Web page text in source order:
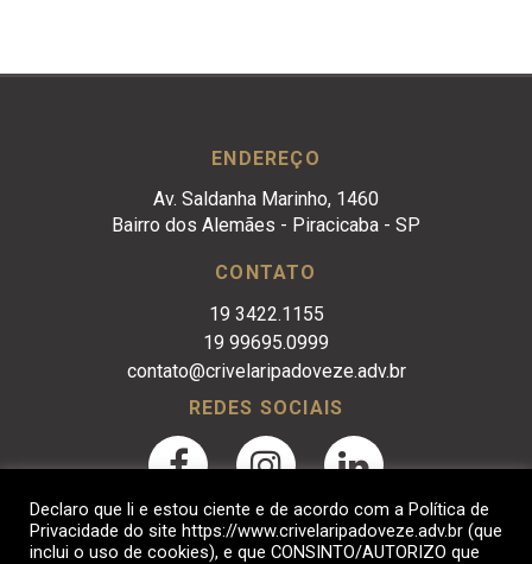
ENDEREÇO
Av. Saldanha Marinho, 1460
Bairro dos Alemães - Piracicaba - SP
CONTATO
19 3422.1155
19 99695.0999
contato@crivelaripadoveze.adv.br
REDES SOCIAIS
Declaro que li e estou ciente e de acordo com a Política de
Privacidade do site https://www.crivelaripadoveze.adv.br (que
inclui o uso de cookies), e que CONSINTO/AUTORIZO que